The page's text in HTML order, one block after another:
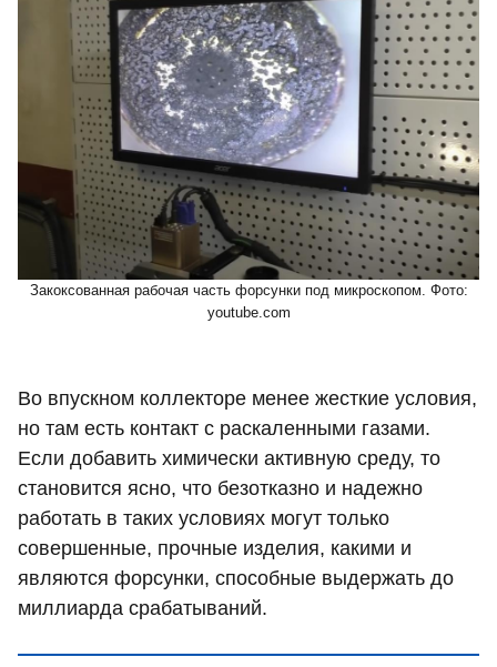
Закоксованная рабочая часть форсунки под микроскопом. Фото:
youtube.com
Во впускном коллекторе менее жесткие условия,
но там есть контакт с раскаленными газами.
Если добавить химически активную среду, то
становится ясно, что безотказно и надежно
работать в таких условиях могут только
совершенные, прочные изделия, какими и
являются форсунки, способные выдержать до
миллиарда срабатываний.